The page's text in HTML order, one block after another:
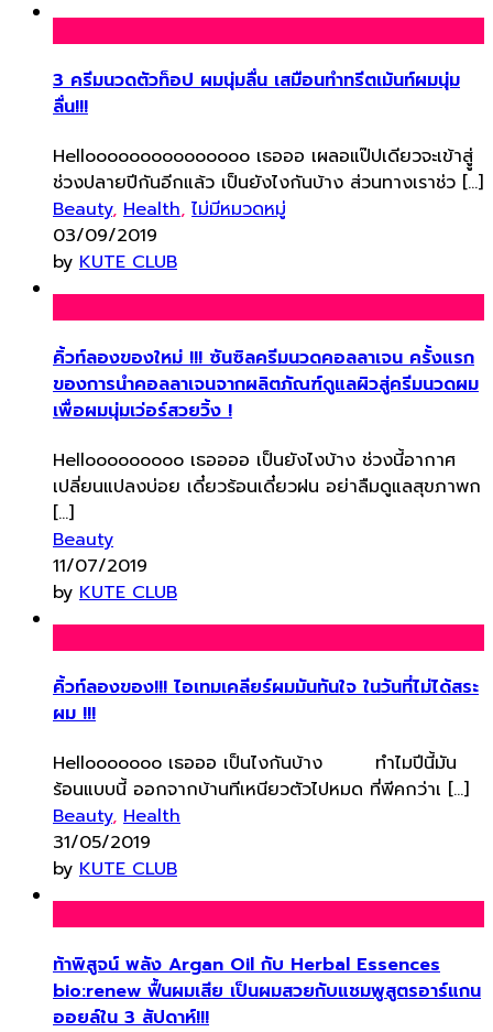
3 ครีมนวดตัวท็อป ผมนุ่มลื่น เสมือนทําทรีตเม้นท์ผมนุ่ม
ลื่น!!!
Hellooooooooooooooo เธอออ เผลอแป๊ปเดียวจะเข้าสูู่
ช่วงปลายปีกันอีกแล้ว เป็นยังไงกันบ้าง ส่วนทางเราช่ว […]
Beauty, Health, ไม่มีหมวดหมู่
03/09/2019
by KUTE CLUB
คิ้วท์ลองของใหม่ !!! ซันซิลครีมนวดคอลลาเจน ครั้งแรก
ของการนำคอลลาเจนจากผลิตภัณฑ์ดูแลผิวสู่ครีมนวดผม
เพื่อผมนุ่มเว่อร์สวยวิ้ง !
Hellooooooooo เธออออ เป็นยังไงบ้าง ช่วงนี้อากาศ
เปลี่ยนแปลงบ่อย เดี๋ยวร้อนเดี๋ยวฝน อย่าลืมดูแลสุขภาพก
[…]
Beauty
11/07/2019
by KUTE CLUB
คิ้วท์ลองของ!!! ไอเทมเคลียร์ผมมันทันใจ ในวันที่ไม่ได้สระ
ผม !!!
Hellooooooo เธอออ เป็นไงกันบ้าง ทำไมปีนี้มัน
ร้อนแบบนี้ ออกจากบ้านทีเหนียวตัวไปหมด ที่พีคกว่าเ […]
Beauty, Health
31/05/2019
by KUTE CLUB
ท้าพิสูจน์ พลัง Argan Oil กับ Herbal Essences
bio:renew ฟื้นผมเสีย เป็นผมสวยกับแชมพูสูตรอาร์แกน
ออยล์ใน 3 สัปดาห์!!!